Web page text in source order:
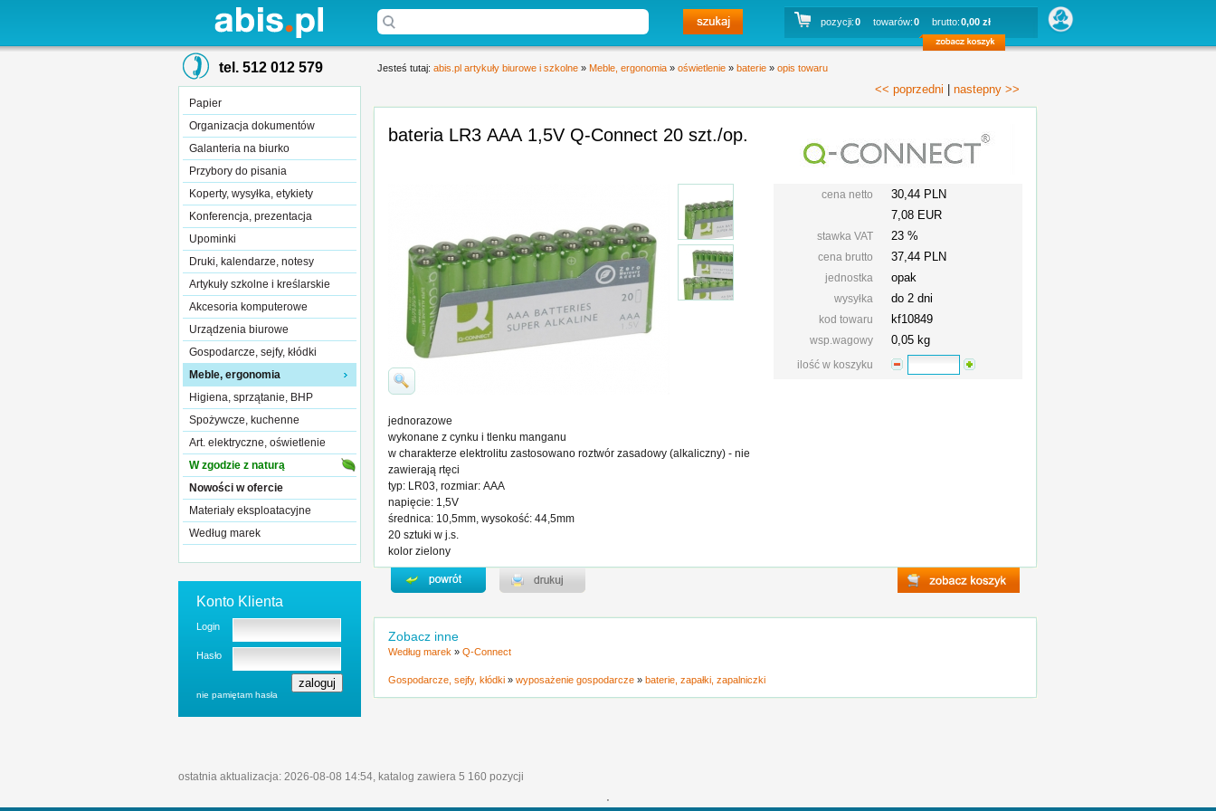
pozycji:0 towarów:0 brutto:0,00 zł
tel. 512 012 579
Papier
Organizacja dokumentów
Galanteria na biurko
Przybory do pisania
Koperty, wysyłka, etykiety
Konferencja, prezentacja
Upominki
Druki, kalendarze, notesy
Artykuły szkolne i kreślarskie
Akcesoria komputerowe
Urządzenia biurowe
Gospodarcze, sejfy, kłódki
Meble, ergonomia
Higiena, sprzątanie, BHP
Spożywcze, kuchenne
Art. elektryczne, oświetlenie
W zgodzie z naturą
Nowości w ofercie
Materiały eksploatacyjne
Według marek
Konto Klienta
Login
Hasło
nie pamiętam hasła
Jesteś tutaj: abis.pl artykuły biurowe i szkolne » Meble, ergonomia » oświetlenie » baterie » opis towaru
<< poprzedni nastepny >>
bateria LR3 AAA 1,5V Q-Connect 20 szt./op.
cena netto
30,44 PLN
7,08 EUR
stawka VAT 23 %
cena brutto 37,44 PLN
jednostka opak
wysyłka do 2 dni
kod towaru kf10849
wsp.wagowy 0,05 kg
ilość w koszyku
jednorazowe
wykonane z cynku i tlenku manganu
w charakterze elektrolitu zastosowano roztwór zasadowy (alkaliczny) - nie
zawierają rtęci
typ: LR03, rozmiar: AAA
napięcie: 1,5V
średnica: 10,5mm, wysokość: 44,5mm
20 sztuki w j.s.
kolor zielony
Zobacz inne
Według marek » Q-Connect
Gospodarcze, sejfy, kłódki » wyposażenie gospodarcze » baterie, zapałki, zapalniczki
ostatnia aktualizacja: 2026-08-08 14:54, katalog zawiera 5 160 pozycji
'